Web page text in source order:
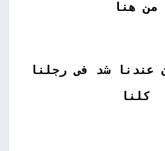
من هنا
عندنا شد فى رجلنا
كلنا